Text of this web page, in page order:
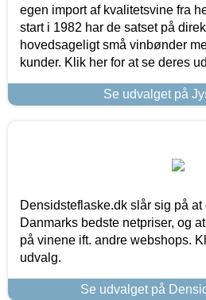
egen import af kvalitetsvine fra
start i 1982 har de satset på
hovedsageligt små vinbønder
kunder. Klik her for at se deres
Se udvalget på
Densidsteflaske.dk slår sig på
Danmarks bedste netpriser, og
på vinene ift. andre webshops.
udvalg.
Se udvalget på